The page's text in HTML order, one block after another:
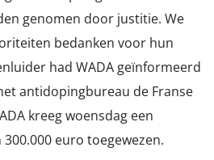
genomen door justitie. We
bedanken voor hun
had WADA geïnformeerd
antidopingbureau de Franse
kreeg woensdag een
euro toegewezen.